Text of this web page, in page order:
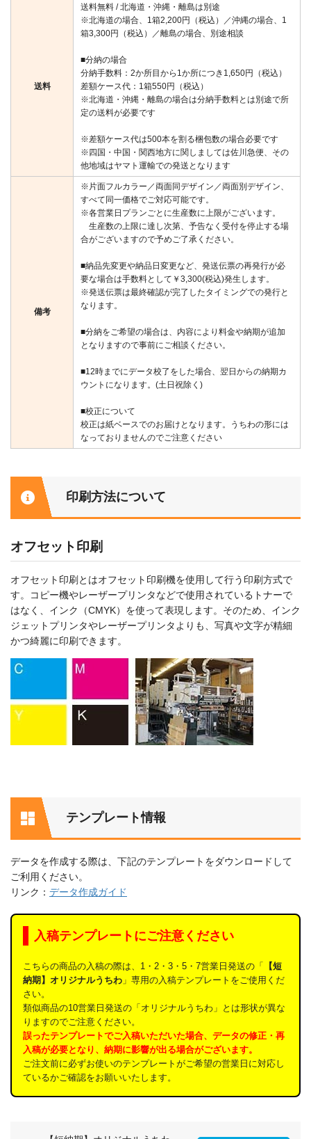
送料
送料無料 / 北海道・沖縄・離島は別途
※北海道の場合、1箱2,200円（税込）／沖縄の場合、1
箱3,300円（税込）／離島の場合、別途相談
■分納の場合
分納手数料：2か所目から1か所につき1,650円（税込）
差額ケース代：1箱550円（税込）
※北海道・沖縄・離島の場合は分納手数料とは別途で所
定の送料が必要です
※差額ケース代は500本を割る梱包数の場合必要です
※四国・中国・関西地方に関しましては佐川急便、その
他地域はヤマト運輸での発送となります
備考
※片面フルカラー／両面同デザイン／両面別デザイン、
すべて同一価格でご対応可能です。
※各営業日プランごとに生産数に上限がございます。
生産数の上限に達し次第、予告なく受付を停止する場
合がございますので予めご了承ください。
■納品先変更や納品日変更など、発送伝票の再発行が必
要な場合は手数料として￥3,300(税込)発生します。
※発送伝票は最終確認が完了したタイミングでの発行と
なります。
■分納をご希望の場合は、内容により料金や納期が追加
となりますので事前にご相談ください。
■12時までにデータ校了をした場合、翌日からの納期カ
ウントになります。(土日祝除く)
■校正について
校正は紙ベースでのお届けとなります。うちわの形には
なっておりませんのでご注意ください
印刷方法について
オフセット印刷
オフセット印刷とはオフセット印刷機を使用して行う印刷方式で
す。コピー機やレーザープリンタなどで使用されているトナーで
はなく、インク（CMYK）を使って表現します。そのため、インク
ジェットプリンタやレーザープリンタよりも、写真や文字が精細
かつ綺麗に印刷できます。
テンプレート情報
データを作成する際は、下記のテンプレートをダウンロードして
ご利用ください。
リンク： データ作成ガイド
入稿テンプレートにご注意ください
こちらの商品の入稿の際は、1・2・3・5・7営業日発送の「
【短
納期】オリジナルうちわ 」専用の入稿テンプレートをご使用くだ
さい。
類似商品の10営業日発送の「オリジナルうちわ」とは形状が異な
りますのでご注意ください。
誤ったテンプレートでご入稿いただいた場合、データの修正・再
入稿が必要となり、納期に影響が出る場合がございます。
ご注文前に必ずお使いのテンプレートがご希望の営業日に対応し
ているかご確認をお願いいたします。